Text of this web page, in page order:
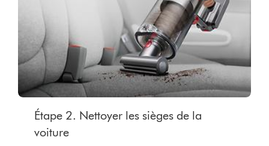
Étape 2. Nettoyer les sièges de la
voiture